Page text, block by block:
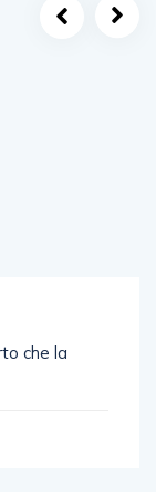
che la